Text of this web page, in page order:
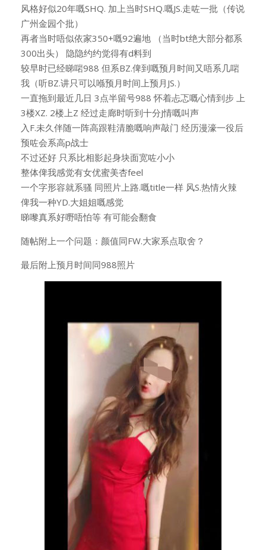
风格好似20年嘅SHQ. 加上当时SHQ.嘅JS.走咗一批（传说
广州金园个批）
再者当时唔似依家350+嘅92遍地 （当时bt绝大部分都系
300出头） 隐隐约约觉得有d料到
较早时已经睇啱988 但系BZ.俾到嘅预月时间又唔系几啱
我（听BZ.讲只可以喺预月时间上预月JS.）
一直拖到最近几日 3点半留号988 怀着忐忑嘅心情到步 上
3楼XZ. 2楼上Z 经过走廊时听到十分J情嘅叫声
入F.未久伴随一阵高跟鞋清脆嘅响声敲门 经历漫濠一役后
预咗会系高p战士
不过还好 只系比相影起身块面宽咗小小
整体俾我感觉有女优蜜美杏feel
一个字形容就系骚 同照片上路.嘅title一样 风S.热情火辣
俾我一种YD.大姐姐嘅感觉
睇嚟真系好嘢唔怕等 有可能会翻食
随帖附上一个问题：颜值同FW.大家系点取舍？
最后附上预月时间同988照片